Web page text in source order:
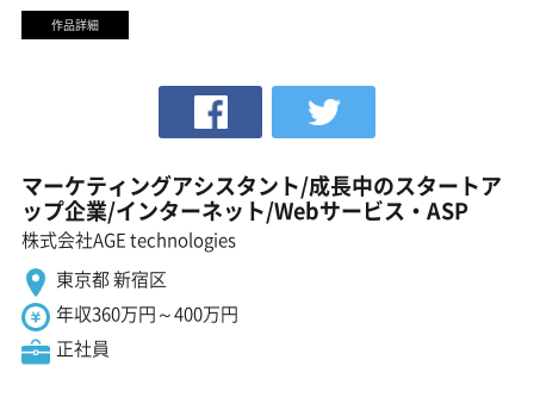
作品詳細
マーケティングアシスタント/成長中のスタートア
ップ企業/インターネット/Webサービス・ASP
株式会社AGE technologies
東京都 新宿区
年収360万円～400万円
正社員